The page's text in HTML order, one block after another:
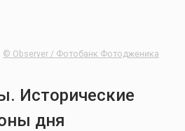
© Observer / Фотобанк Фотодженика
Исторические
дня